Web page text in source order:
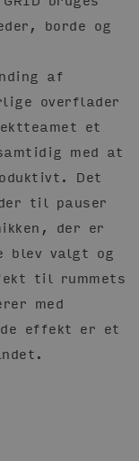
borde og
af
overflader
et
med at
Det
til pauser
der er
blev valgt og
til rummets
med
effekt er et